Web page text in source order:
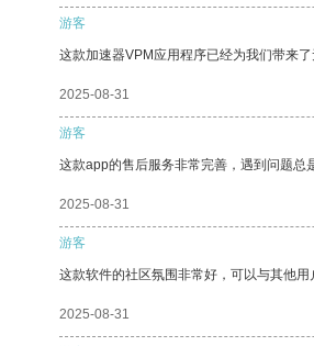
游客
这款加速器VPM应用程序已经为我们带来了
2025-08-31
游客
这款app的售后服务非常完善，遇到问题总
2025-08-31
游客
这款软件的社区氛围非常好，可以与其他用
2025-08-31